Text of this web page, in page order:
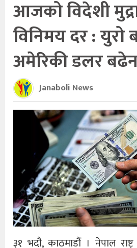
आजको विदेशी
विनिमय दर : युरो
अमेरिकी डलर
Janaboli News
३१ भदौ, काठमाडौं । नेपाल